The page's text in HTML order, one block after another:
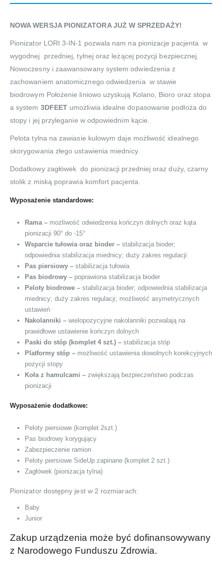
NOWA WERSJA PIONIZATORA JUŻ W SPRZEDAŻY!
Pionizator LORI 3-IN-1 pozwala nam na pionizacje pacjenta w
wygodnej przedniej, tylnej oraz leżącej pozycji bezpiecznej.
Nowoczesny i zaawansowany system odwiedzenia z
zachowaniem anatomicznego odwiedzenia w stawie
biodrowym Położenie liniowo uzyskują Kolano, Bioro oraz stopa
a system 3DFEET umożliwia idealne dopasowanie podłoża do
stopy i jej przyleganie w odpowiednim kącie.
Pelota tylna na zawiasie kulowym daje możliwość idealnego
skorygowania złego ustawienia miednicy.
Dodatkowy zagłówek do pionizacji przedniej oraz duży, czarny
stolik z miską poprawia komfort pacjenta.
Wyposażenie standardowe:
Rama – możliwość odwiedzenia kończyn dolnych oraz kąta
pionizacji 90° do -15°
Wsparcie tułowia oraz bioder – stabilizacja bioder;
odpowiednia stabilizacja miednicy; duży zakres regulacji
Pas piersiowy – stabilizacja tułowia
Pas biodrowy – poprawiona stabilizacja bioder
Peloty biodrowe – stabilizacja bioder; odpowiednia stabilizacja
miednicy; duży zakres regulacji; możliwość asymetrycznych
ustawień
Nakolanniki – wielopozycyjne nakolanniki pozwalają na
prawidłowe ustawienie kończyn dolnych
Paski do stóp (komplet 4 szt.) – stabilizacja stóp
Platformy stóp – możliwość ustawienia dowolnych korekcyjnych
pozycji stopy
Koła z hamulcami – zwiększają bezpieczeństwo podczas
pionizacji
Wyposażenie dodatkowe:
Peloty piersiowe (komplet 2szt.)
Pas biodrowy korygujący
Zabezpieczenie ramion
Peloty piersiowe SideUp zapinane (komplet 2 szt.)
Zagłówek (pionizacja tylna)
Pionizator dostępny jest w 2 rozmiarach:
Baby
Junior
Zakup urządzenia może być dofinansowywany
z Narodowego Funduszu Zdrowia.